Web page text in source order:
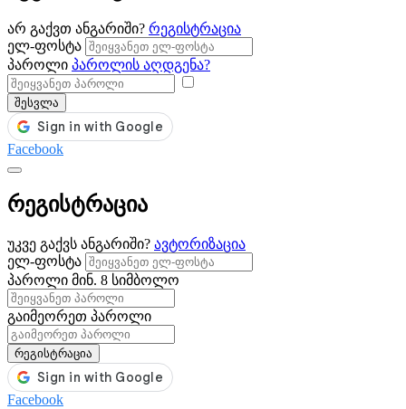
არ გაქვთ ანგარიში? რეგისტრაცია
ელ-ფოსტა
პაროლი პაროლის აღდგენა?
შესვლა
Facebook
რეგისტრაცია
უკვე გაქვს ანგარიში? ავტორიზაცია
ელ-ფოსტა
პაროლი მინ. 8 სიმბოლო
გაიმეორეთ პაროლი
რეგისტრაცია
Facebook